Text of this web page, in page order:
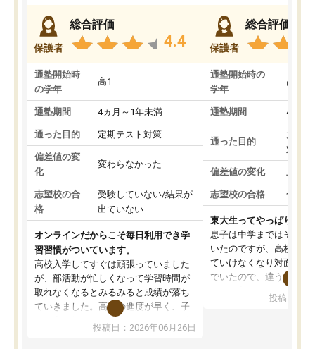
保護者
総合評価
4.4
通塾開始時
の学年
高1
通塾期間 4ヵ月～1年未満
通った目的 定期テスト対策
偏差値の変
化
変わらなかった
志望校の合
格
受験していない/結果が
出ていない
オンラインだからこそ毎日利用でき学
習習慣がついています。
高校入学してすぐは頑張っていました
が、部活動が忙しくなって学習時間が
取れなくなるとみるみると成績が落ち
ていきました。高校の進度が早く、子
供も家に帰って勉強の話すると嫌な反
応を示します。東大先生にお願いして
投稿日：2026年06月26日
保護者
総合評価
通塾開始時の
学年
高3
通塾期間 4ヵ月
通った目的
大学
対策
偏差値の変化
志望校の合格 合格
東大生ってやっぱりすご
息子は中学まではそこそ
いたのですが、高校に入
ていけなくなり対面の塾
でいたので、違うアプロ
で、当初は模試でD判定
投稿日：